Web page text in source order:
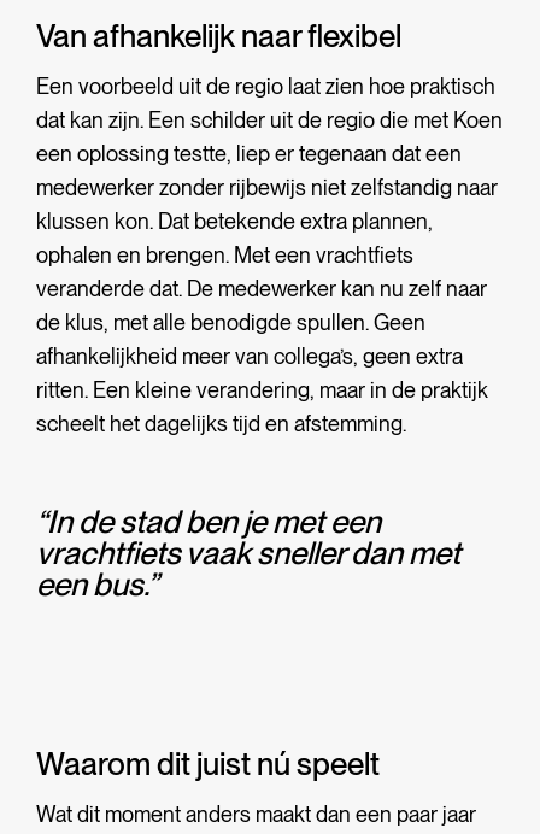
Van afhankelijk naar flexibel
Een voorbeeld uit de regio laat zien hoe praktisch
dat kan zijn. Een schilder uit de regio die met Koen
een oplossing testte, liep er tegenaan dat een
medewerker zonder rijbewijs niet zelfstandig naar
klussen kon. Dat betekende extra plannen,
ophalen en brengen. Met een vrachtfiets
veranderde dat. De medewerker kan nu zelf naar
de klus, met alle benodigde spullen. Geen
afhankelijkheid meer van collega’s, geen extra
ritten. Een kleine verandering, maar in de praktijk
scheelt het dagelijks tijd en afstemming.
“In de stad ben je met een
vrachtfiets vaak sneller dan met
een bus.”
Waarom dit juist nú speelt
Wat dit moment anders maakt dan een paar jaar